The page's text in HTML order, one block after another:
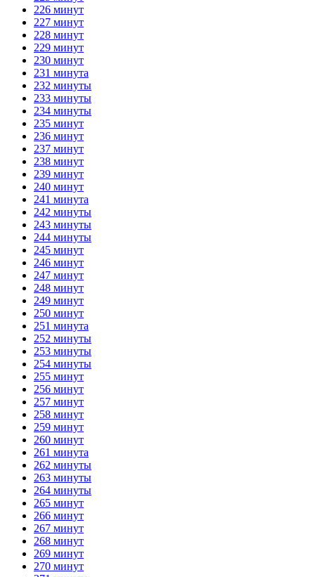
226 минут
227 минут
228 минут
229 минут
230 минут
231 минута
232 минуты
233 минуты
234 минуты
235 минут
236 минут
237 минут
238 минут
239 минут
240 минут
241 минута
242 минуты
243 минуты
244 минуты
245 минут
246 минут
247 минут
248 минут
249 минут
250 минут
251 минута
252 минуты
253 минуты
254 минуты
255 минут
256 минут
257 минут
258 минут
259 минут
260 минут
261 минута
262 минуты
263 минуты
264 минуты
265 минут
266 минут
267 минут
268 минут
269 минут
270 минут